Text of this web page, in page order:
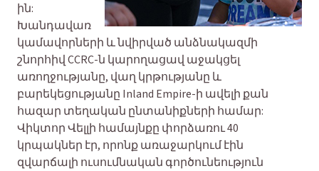
ին:
Խանդավառ
կամավորների և նվիրված անձնակազմի
շնորհիվ CCRC-ն կարողացավ աջակցել
առողջությանը, վաղ կրթությանը և
բարեկեցությանը Inland Empire-ի ավելի քան
հազար տեղական ընտանիքների համար:
Վիկտոր Վելլի համայնքը փորձառու 40
կրպակներ էր, որոնք առաջարկում էին
զվարճալի ուսումնական գործունեություն